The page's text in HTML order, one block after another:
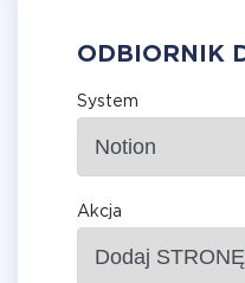
ODBIORNIK
System
Akcja